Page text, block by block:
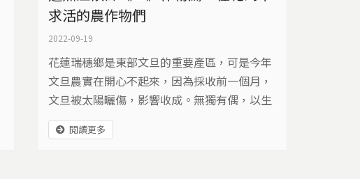
求活的農作物們
2022-09-19
花蓮瑞穗鄉是東部文旦的重要產區，可是今年
文旦農實在開心不起來，因為採收前一個月，
文旦被太陽曬傷，影響收成。無獨有偶，以生
產蜜香紅茶聞名的花蓮舞鶴台地，也因為乾旱
和高溫，導致茶樹嚴重受損。面對越來越頻繁
閱讀更多